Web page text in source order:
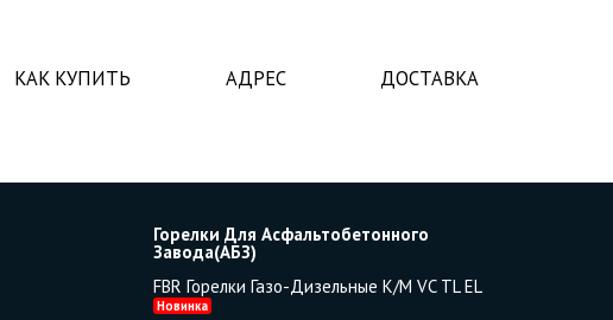
КАК КУПИТЬ АДРЕС ДОСТАВКА
Горелки Для Асфальтобетонного
Завода(АБЗ)
FBR Горелки Газо-Дизельные K/M VC TL EL
Новинка